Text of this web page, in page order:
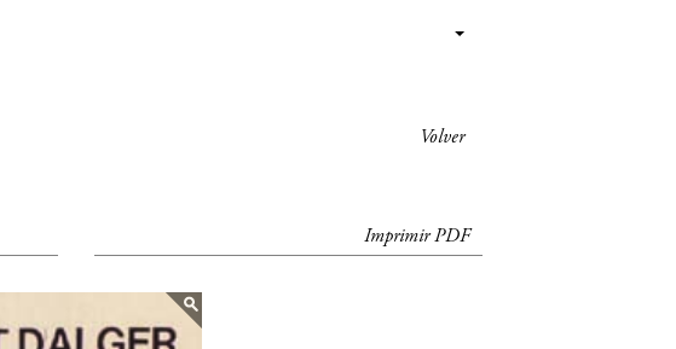
Volver
Imprimir PDF